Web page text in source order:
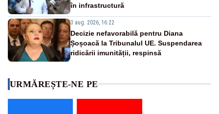
în infrastructură
3 aug. 2026, 16:22
Decizie nefavorabilă pentru Diana
Șoșoacă la Tribunalul UE. Suspendarea
ridicării imunității, respinsă
URMĂREȘTE-NE PE